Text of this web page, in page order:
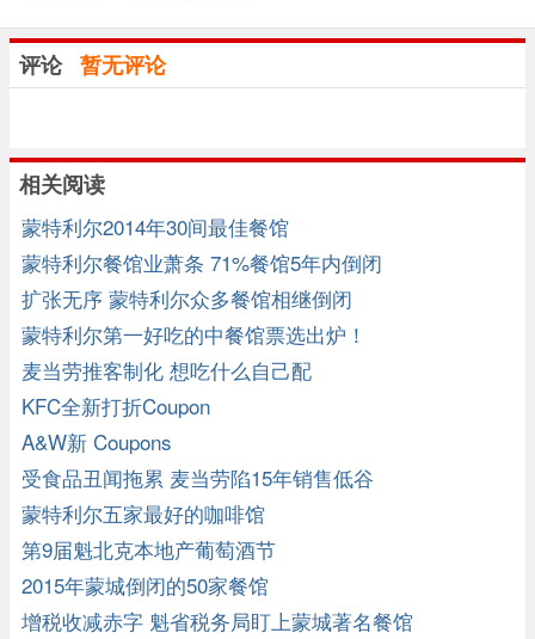
评论 暂无评论
相关阅读
蒙特利尔2014年30间最佳餐馆
蒙特利尔餐馆业萧条 71%餐馆5年内倒闭
扩张无序 蒙特利尔众多餐馆相继倒闭
蒙特利尔第一好吃的中餐馆票选出炉！
麦当劳推客制化 想吃什么自己配
KFC全新打折Coupon
A&W新 Coupons
受食品丑闻拖累 麦当劳陷15年销售低谷
蒙特利尔五家最好的咖啡馆
第9届魁北克本地产葡萄酒节
2015年蒙城倒闭的50家餐馆
增税收减赤字 魁省税务局盯上蒙城著名餐馆